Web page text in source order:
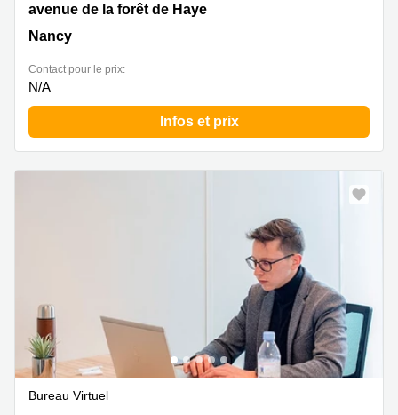
19 avenue de la forêt de Haye, Nancy
avenue de la forêt de Haye
Nancy
Contact pour le prix:
N/A
Infos et prix
Bureau Virtuel